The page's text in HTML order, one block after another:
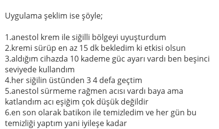
Uygulama şeklim ise şöyle;
1.anestol krem ile siğilli bölgeyi uyuşturdum
2.kremi sürüp en az 15 dk bekledim ki etkisi olsun
3.aldığım cihazda 10 kademe güc ayarı vardı ben beşinci
seviyede kullandım
4.her siğilin üstünden 3 4 defa geçtim
5.anestol sürmeme rağmen acısı vardı baya ama
katlandım acı eşiğim çok düşük değildir
6.en son olarak batikon ile temizledim ve her gün bu
temizliği yaptım yani iyileşe kadar